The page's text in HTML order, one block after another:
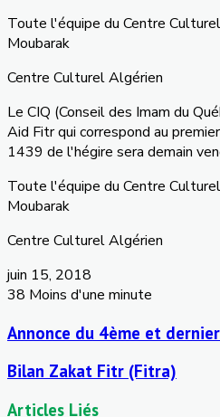
Toute l'équipe du Centre
Moubarak
Centre Culturel Algérien
Le CIQ (Conseil des Imam du
Aid Fitr qui correspond au
1439 de l'hégire sera demain
Toute l'équipe du Centre
Moubarak
Centre Culturel Algérien
juin 15, 2018
38 Moins d'une minute
Annonce du 4ème et
Bilan Zakat Fitr (Fitra)
Articles Liés